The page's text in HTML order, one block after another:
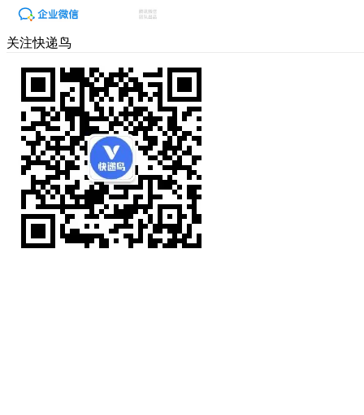
关注快递鸟